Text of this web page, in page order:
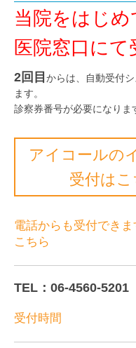
当院をはじめ
医院窓口にて
2回目 からは、自動受付
ます。
診察券番号が必要になりま
アイコールの
受付は
電話からも受付でき
こちら
TEL：06-4560-5201
受付時間